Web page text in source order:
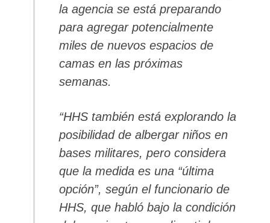
la agencia se está preparando
para agregar potencialmente
miles de nuevos espacios de
camas en las próximas
semanas.
“HHS también está explorando la
posibilidad de albergar niños en
bases militares, pero considera
que la medida es una “última
opción”, según el funcionario de
HHS, que habló bajo la condición